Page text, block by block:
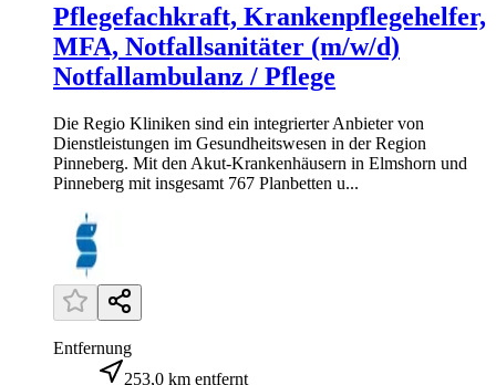
Pflegefachkraft, Krankenpflegehelfer,
MFA, Notfallsanitäter (m/w/d)
Notfallambulanz / Pflege
Die Regio Kliniken sind ein integrierter Anbieter von
Dienstleistungen im Gesundheitswesen in der Region
Pinneberg. Mit den Akut-Krankenhäusern in Elmshorn und
Pinneberg mit insgesamt 767 Planbetten u...
Entfernung
253,0 km entfernt